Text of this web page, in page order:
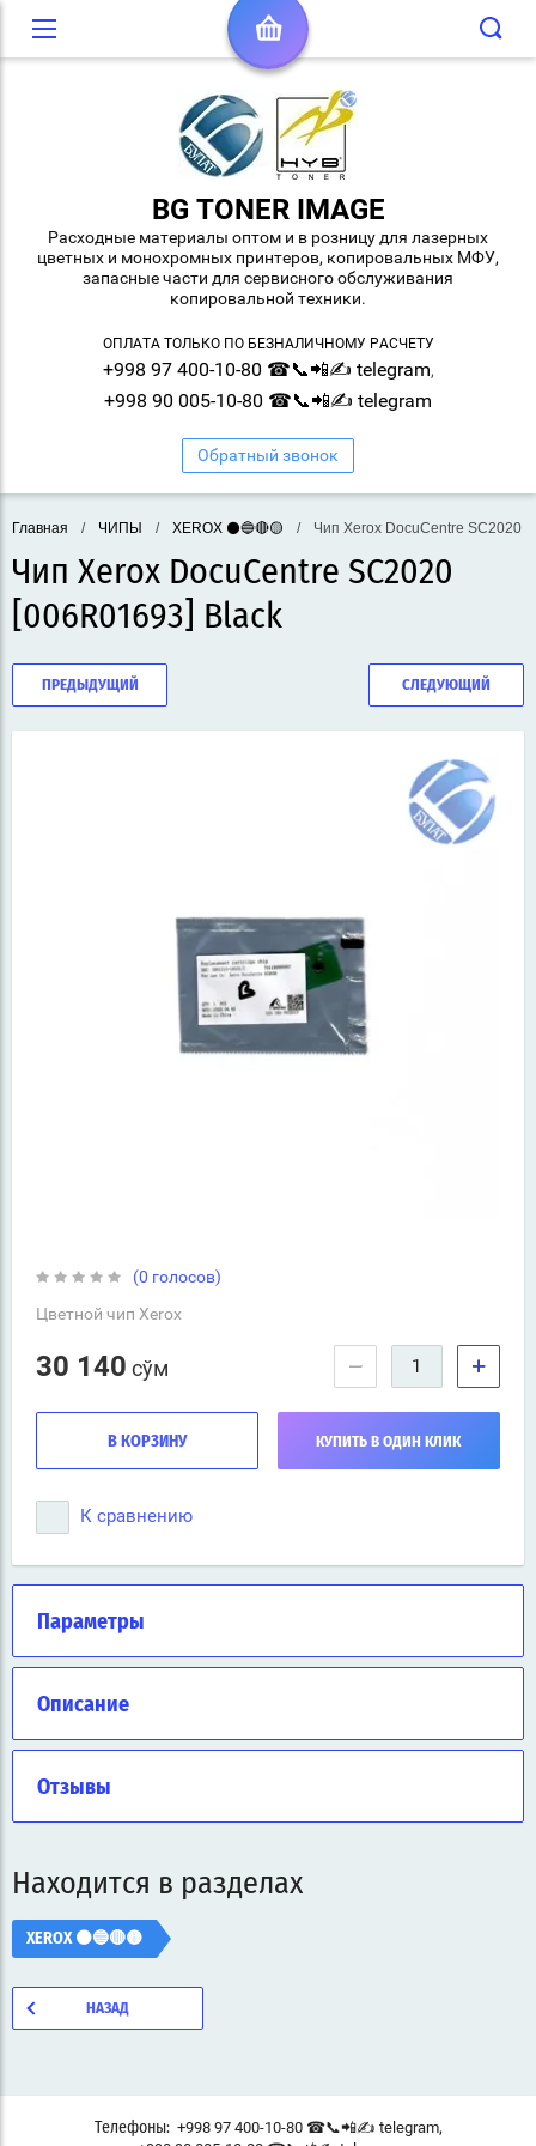
BG TONER IMAGE
Расходные материалы оптом и в розницу для лазерных
цветных и монохромных принтеров, копировальных МФУ,
запасные части для сервисного обслуживания
копировальной техники.
ОПЛАТА ТОЛЬКО ПО БЕЗНАЛИЧНОМУ РАСЧЕТУ
+998 97 400-10-80 ☎📞📲✍ telegram,
+998 90 005-10-80 ☎📞📲✍ telegram
Обратный звонок
Главная / ЧИПЫ / XEROX ⚫🔵🔴🟡 / Чип Xerox DocuCentre SC2020
Чип Xerox DocuCentre SC2020
[006R01693] Black
ПРЕДЫДУЩИЙ СЛЕДУЮЩИЙ
(0 голосов)
Цветной чип Xerox
30 140 сўм − +
В КОРЗИНУ КУПИТЬ В ОДИН КЛИК
К сравнению
Параметры
Описание
Отзывы
Находится в разделах
XEROX ⚫🔵🔴🟡
НАЗАД
Телефоны: +998 97 400-10-80 ☎📞📲✍ telegram,